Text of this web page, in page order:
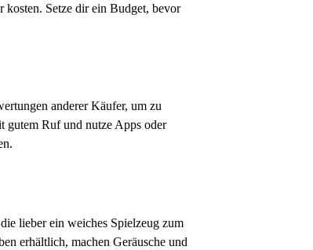
Setze dir ein Budget, bevor
anderer Käufer, um zu
gutem Ruf und nutze Apps oder
lieber ein weiches Spielzeug zum
erhältlich, machen Geräusche und